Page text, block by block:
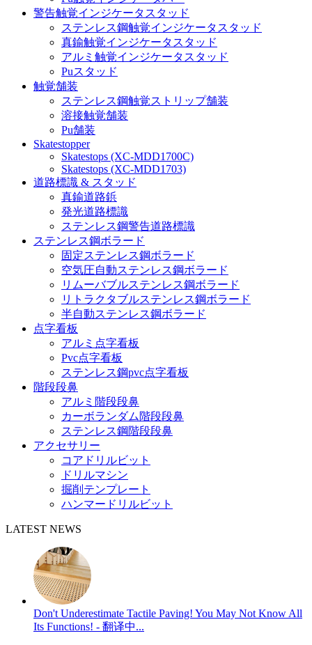
警告触覚インジケータスタッド
ステンレス鋼触覚インジケータスタッド
真鍮触覚インジケータスタッド
アルミ触覚インジケータスタッド
Puスタッド
触覚舗装
ステンレス鋼触覚ストリップ舗装
溶接触覚舗装
Pu舗装
Skatestopper
Skatestops (XC-MDD1700C)
Skatestops (XC-MDD1703)
道路標識 & スタッド
真鍮道路鋲
発光道路標識
ステンレス鋼警告道路標識
ステンレス鋼ボラード
固定ステンレス鋼ボラード
空気圧自動ステンレス鋼ボラード
リムーバブルステンレス鋼ボラード
リトラクタブルステンレス鋼ボラード
半自動ステンレス鋼ボラード
点字看板
アルミ点字看板
Pvc点字看板
ステンレス鋼pvc点字看板
階段段鼻
アルミ階段段鼻
カーボランダム階段段鼻
ステンレス鋼階段段鼻
アクセサリー
コアドリルビット
ドリルマシン
掘削テンプレート
ハンマードリルビット
LATEST NEWS
Don't Underestimate Tactile Paving! You May Not Know All
Its Functions! - 翻译中...